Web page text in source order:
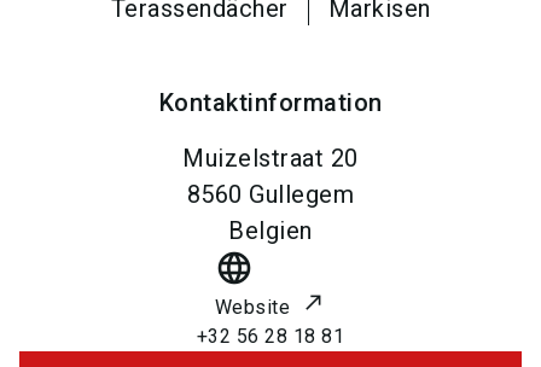
Terassendächer
Markisen
Kontaktinformation
Muizelstraat 20
8560 Gullegem
Belgien
language
Website
+32 56 28 18 81